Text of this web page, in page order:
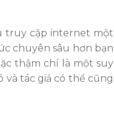
truy cập internet một
c chuyên sâu hơn bạn
thậm chí là một suy
và tác giả có thể cũng